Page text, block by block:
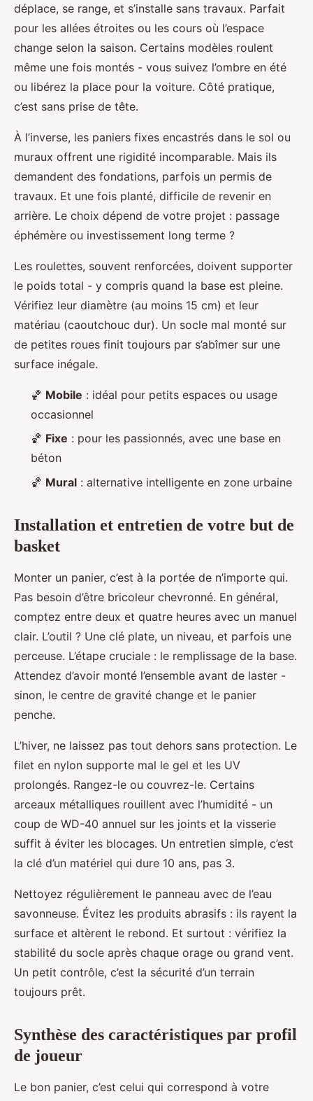
déplace, se range, et s’installe sans travaux. Parfait
pour les allées étroites ou les cours où l’espace
change selon la saison. Certains modèles roulent
même une fois montés - vous suivez l’ombre en été
ou libérez la place pour la voiture. Côté pratique,
c’est sans prise de tête.
À l’inverse, les paniers fixes encastrés dans le sol ou
muraux offrent une rigidité incomparable. Mais ils
demandent des fondations, parfois un permis de
travaux. Et une fois planté, difficile de revenir en
arrière. Le choix dépend de votre projet : passage
éphémère ou investissement long terme ?
Les roulettes, souvent renforcées, doivent supporter
le poids total - y compris quand la base est pleine.
Vérifiez leur diamètre (au moins 15 cm) et leur
matériau (caoutchouc dur). Un socle mal monté sur
de petites roues finit toujours par s’abîmer sur une
surface inégale.
🏀 Mobile : idéal pour petits espaces ou usage
occasionnel
🏀 Fixe : pour les passionnés, avec une base en
béton
🏀 Mural : alternative intelligente en zone urbaine
Installation et entretien de votre but de
basket
Monter un panier, c’est à la portée de n’importe qui.
Pas besoin d’être bricoleur chevronné. En général,
comptez entre deux et quatre heures avec un manuel
clair. L’outil ? Une clé plate, un niveau, et parfois une
perceuse. L’étape cruciale : le remplissage de la base.
Attendez d’avoir monté l’ensemble avant de laster -
sinon, le centre de gravité change et le panier
penche.
L’hiver, ne laissez pas tout dehors sans protection. Le
filet en nylon supporte mal le gel et les UV
prolongés. Rangez-le ou couvrez-le. Certains
arceaux métalliques rouillent avec l’humidité - un
coup de WD-40 annuel sur les joints et la visserie
suffit à éviter les blocages. Un entretien simple, c’est
la clé d’un matériel qui dure 10 ans, pas 3.
Nettoyez régulièrement le panneau avec de l’eau
savonneuse. Évitez les produits abrasifs : ils rayent la
surface et altèrent le rebond. Et surtout : vérifiez la
stabilité du socle après chaque orage ou grand vent.
Un petit contrôle, c’est la sécurité d’un terrain
toujours prêt.
Synthèse des caractéristiques par profil
de joueur
Le bon panier, c’est celui qui correspond à votre